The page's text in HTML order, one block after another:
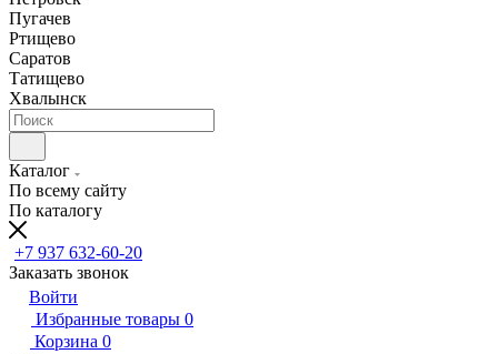
Пугачев
Ртищево
Саратов
Татищево
Хвалынск
Каталог
По всему сайту
По каталогу
+7 937 632-60-20
Заказать звонок
Войти
Избранные товары 0
Корзина 0